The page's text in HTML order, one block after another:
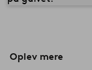
Oplev mere